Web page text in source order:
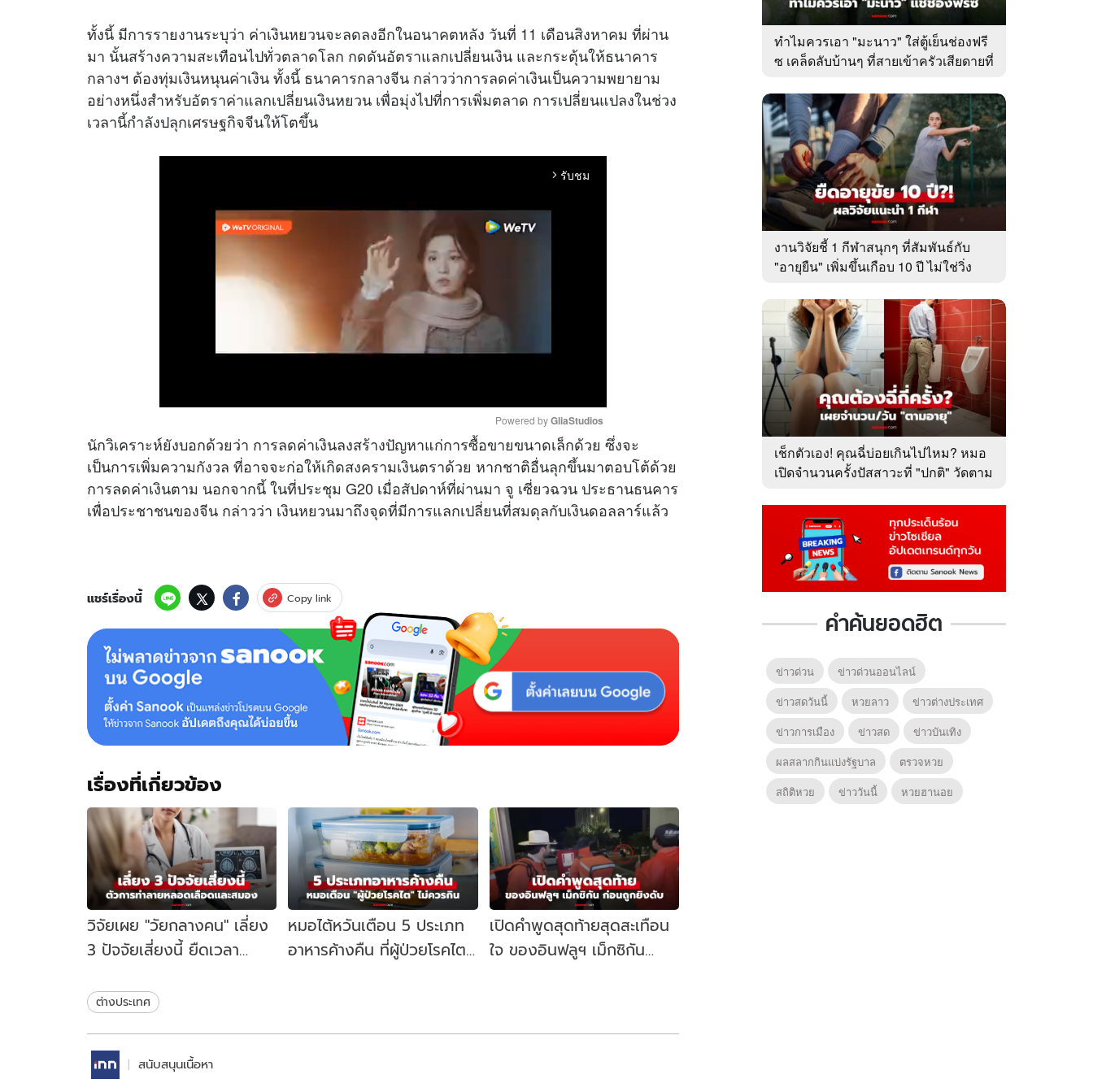
ทั้งนี้ มีการรายงานระบุว่า ค่าเงินหยวนจะลดลงอีกในอนาคตหลัง วันที่ 11 เดือนสิงหาคม ที่ผ่าน
มา นั้นสร้างความสะเทือนไปทั่วตลาดโลก กดดันอัตราแลกเปลี่ยนเงิน และกระตุ้นให้ธนาคาร
กลางฯ ต้องทุ่มเงินหนุนค่าเงิน ทั้งนี้ ธนาคารกลางจีน กล่าวว่าการลดค่าเงินเป็นความพยายาม
อย่างหนึ่งสำหรับอัตราค่าแลกเปลี่ยนเงินหยวน เพื่อมุ่งไปที่การเพิ่มตลาด การเปลี่ยนแปลงในช่วง
เวลานี้กำลังปลุกเศรษฐกิจจีนให้โตขึ้น
arrow_forward_ios รับชม
M
u
t
Powered by GliaStudios
นักวิเคราะห์ยังบอกด้วยว่า การลดค่าเงินลงสร้างปัญหาแก่การซื้อขายขนาดเล็กด้วย ซึ่งจะ
เป็นการเพิ่มความกังวล ที่อาจจะก่อให้เกิดสงครามเงินตราด้วย หากชาติอื่นลุกขึ้นมาตอบโต้ด้วย
การลดค่าเงินตาม นอกจากนี้ ในที่ประชุม G20 เมื่อสัปดาห์ที่ผ่านมา จู เซี่ยวฉวน ประธานธนคาร
เพื่อประชาชนของจีน กล่าวว่า เงินหยวนมาถึงจุดที่มีการแลกเปลี่ยนที่สมดุลกับเงินดอลลาร์แล้ว
แชร์เรื่องนี้ Copy link
เรื่องที่เกี่ยวข้อง
วิจัยเผย "วัยกลางคน" เลี่ยง
3 ปัจจัยเสี่ยงนี้ ยืดเวลา
ปี
หมอไต้หวันเตือน 5 ประเภท
อาหารค้างคืน ที่ผู้ป่วยโรคไต
เปิดคำพูดสุดท้ายสุดสะเทือน
ใจ ของอินฟลูฯ เม็กซิกัน
ต่างประเทศ
สนับสนุนเนื้อหา
ทำไมควรเอา "มะนาว" ใส่ตู้เย็นช่องฟรี
ซ เคล็ดลับบ้านๆ ที่สายเข้าครัวเสียดายที่
งานวิจัยชี้ 1 กีฬาสนุกๆ ที่สัมพันธ์กับ
"อายุยืน" เพิ่มขึ้นเกือบ 10 ปี ไม่ใช่วิ่ง
เช็กตัวเอง! คุณฉี่บ่อยเกินไปไหม? หมอ
เปิดจำนวนครั้งปัสสาวะที่ "ปกติ" วัดตาม
คำค้นยอดฮิต
ข่าวด่วน
ข่าวด่วนออนไลน์
ข่าวสดวันนี้
หวยลาว
ข่าวต่างประเทศ
ข่าวการเมือง
ข่าวสด
ข่าวบันเทิง
ผลสลากกินแบ่งรัฐบาล
ตรวจหวย
สถิติหวย
ข่าววันนี้ หวยฮานอย